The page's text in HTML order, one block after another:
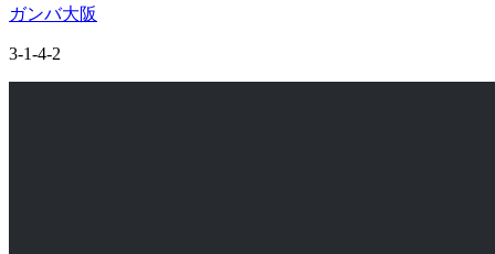
ガンバ大阪
3-1-4-2